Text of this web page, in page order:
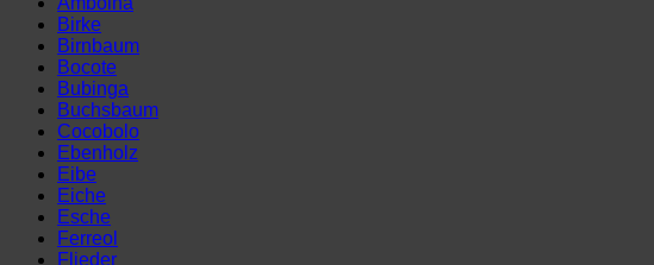
als
Set
für
Gitarrenbau
/
Instrumentenbau)
Menge
Birke
Birnbaum
Bocote
Bubinga
Buchsbaum
Cocobolo
Ebenholz
Eibe
Eiche
Esche
Ferreol
Flieder